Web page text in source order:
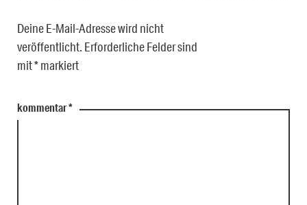
Deine E-Mail-Adresse wird nicht
veröffentlicht. Erforderliche Felder sind
mit*markiert
kommentar*